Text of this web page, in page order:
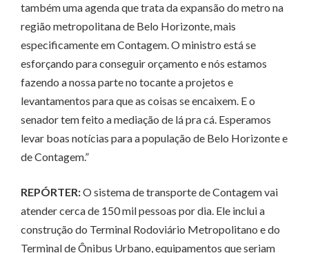
também uma agenda que trata da expansão do metro na
região metropolitana de Belo Horizonte, mais
especificamente em Contagem. O ministro está se
esforçando para conseguir orçamento e nós estamos
fazendo a nossa parte no tocante a projetos e
levantamentos para que as coisas se encaixem. E o
senador tem feito a mediação de lá pra cá. Esperamos
levar boas notícias para a população de Belo Horizonte e
de Contagem.”
REPÓRTER:O sistema de transporte de Contagem vai
atender cerca de 150 mil pessoas por dia. Ele inclui a
construção do Terminal Rodoviário Metropolitano e do
Terminal de Ônibus Urbano, equipamentos que seriam